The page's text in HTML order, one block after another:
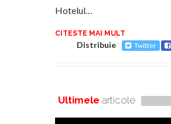
Hotelul…
CITESTE MAI MULT
Distribuie Twitter
Ultimele articole